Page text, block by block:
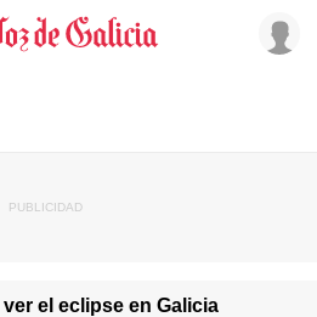
el eclipse en Galicia